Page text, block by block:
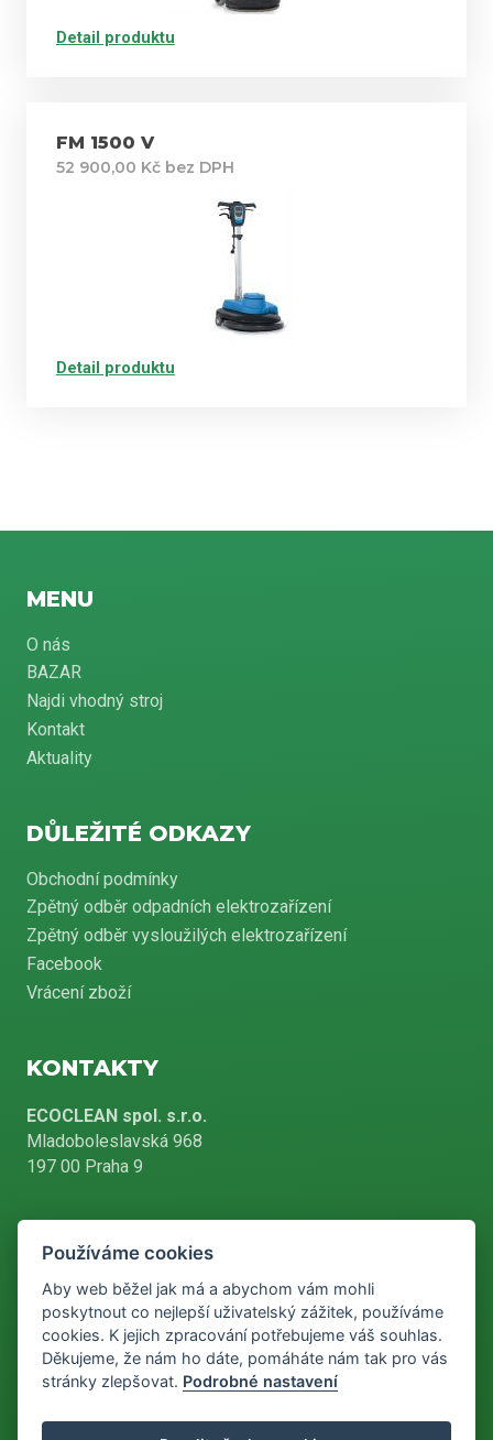
Detail produktu
FM 1500 V
52 900,00 Kč bez DPH
Detail produktu
MENU
O nás
BAZAR
Najdi vhodný stroj
Kontakt
Aktuality
DŮLEŽITÉ ODKAZY
Obchodní podmínky
Zpětný odběr odpadních elektrozařízení
Zpětný odběr vysloužilých elektrozařízení
Facebook
Vrácení zboží
KONTAKTY
ECOCLEAN spol. s.r.o.
Mladoboleslavská 968
197 00 Praha 9
+420 226 804 900
info@ecoclean-praha.cz
Používáme cookies
Aby web běžel jak má a abychom vám mohli
poskytnout co nejlepší uživatelský zážitek, používáme
cookies. K jejich zpracování potřebujeme váš souhlas.
Děkujeme, že nám ho dáte, pomáháte nám tak pro vás
stránky zlepšovat. Podrobné nastavení